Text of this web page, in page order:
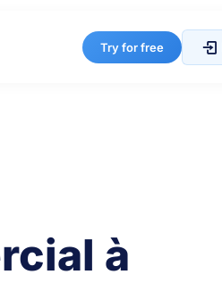
Try for free
à